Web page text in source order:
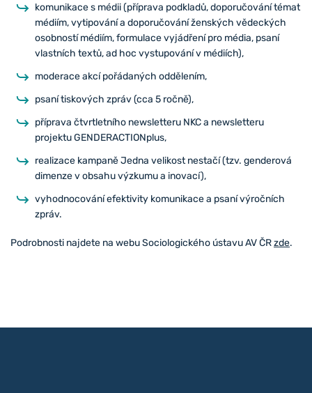
komunikace s médii (příprava podkladů, doporučování témat
médiím, vytipování a doporučování ženských vědeckých
osobností médiím, formulace vyjádření pro média, psaní
vlastních textů, ad hoc vystupování v médiích),
moderace akcí pořádaných oddělením,
psaní tiskových zpráv (cca 5 ročně),
příprava čtvrtletního newsletteru NKC a newsletteru
projektu GENDERACTIONplus,
realizace kampaně Jedna velikost nestačí (tzv. genderová
dimenze v obsahu výzkumu a inovací),
vyhodnocování efektivity komunikace a psaní výročních
zpráv.
Podrobnosti najdete na webu Sociologického ústavu AV ČRzde.